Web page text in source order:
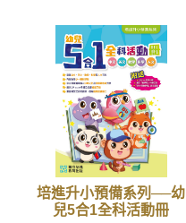
培進升小預備系列──幼
兒5合1全科活動冊